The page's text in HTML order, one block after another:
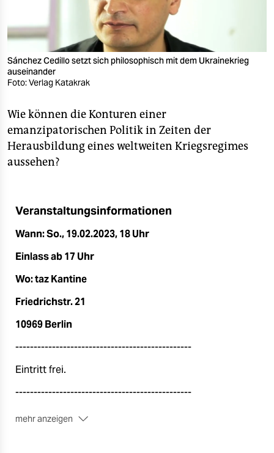
shop
fragen & hilfe
unterstützen
genossenschaft
epaper login
Sánchez Cedillo setzt sich philosophisch mit dem Ukrainekrieg
auseinander
Foto: Verlag Katakrak
Wie können die Konturen einer
emanzipatorischen Politik in Zeiten der
Herausbildung eines weltweiten Kriegsregimes
aussehen?
Veranstaltungsinformationen
Wann: So., 19.02.2023, 18 Uhr
Einlass ab 17 Uhr
Wo: taz Kantine
Friedrichstr. 21
10969 Berlin
------------------------------------------------
Eintritt frei.
------------------------------------------------
mehr anzeigen